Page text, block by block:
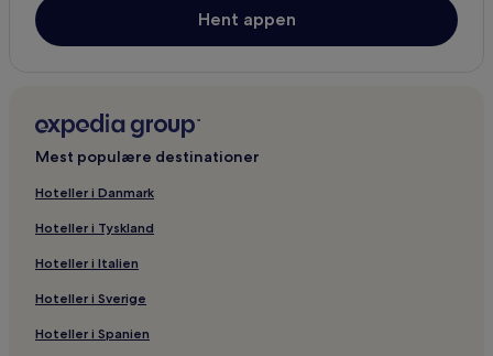
3-Stjernede hoteller i Aalborg
4-Stjernede hoteller i Aalborg
Hytter i Aalbæk
Hoteller i Aalbæk
Hoteller i Åbybro
Hent appen
Mest populære destinationer
Hoteller i Danmark
Hoteller i Tyskland
Hoteller i Italien
Hoteller i Sverige
Hoteller i Spanien